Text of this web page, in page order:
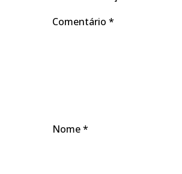
Comentário *
Nome*